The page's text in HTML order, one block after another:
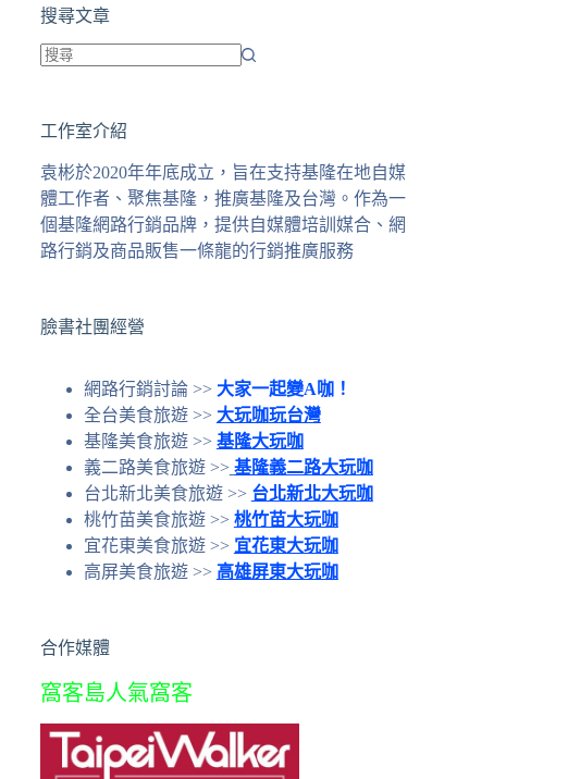
搜尋文章
到
合
條
件
的
果
工作室介紹
袁彬於2020年年底成立，旨在支持基隆在地自媒
體工作者、聚焦基隆，推廣基隆及台灣。作為一
個基隆網路行銷品牌，提供自媒體培訓媒合、網
路行銷及商品販售一條龍的行銷推廣服務
臉書社團經營
網路行銷討論 >> 大家一起變A咖！
全台美食旅遊 >> 大玩咖玩台灣
基隆美食旅遊 >> 基隆大玩咖
義二路美食旅遊 >> 基隆義二路大玩咖
台北新北美食旅遊 >> 台北新北大玩咖
桃竹苗美食旅遊 >> 桃竹苗大玩咖
宜花東美食旅遊 >> 宜花東大玩咖
高屏美食旅遊 >> 高雄屏東大玩咖
合作媒體
窩客島人氣窩客